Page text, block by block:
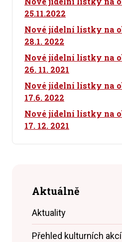
25.11.2022
Nové jídelní lístky na
28.1. 2022
Nové jídelní lístky na
26. 11. 2021
Nové jídelní lístky na
17.6. 2022
Nové jídelní lístky na
17. 12. 2021
Aktuálně
Aktuality
Přehled kulturních akcí